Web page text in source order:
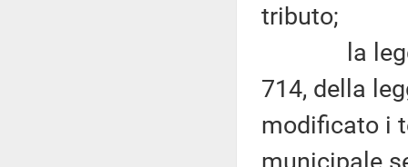
tributo;
la legge
714, della
modificato i